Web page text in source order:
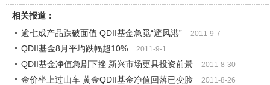
相关报道：
逾七成产品跌破面值 QDII基金急觅“避风港”
2011-9-7
QDII基金8月平均跌幅超10% 2011-9-1
QDII基金净值急剧下挫 新兴市场更具投资前景 2011-8-30
金价坐上过山车 黄金QDII基金净值回落已变脸 2011-8-26